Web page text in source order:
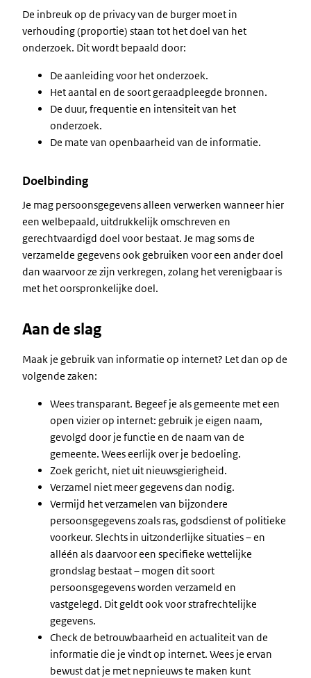
De inbreuk op de privacy van de burger moet in
verhouding (proportie) staan tot het doel van het
onderzoek. Dit wordt bepaald door:
De aanleiding voor het onderzoek.
Het aantal en de soort geraadpleegde bronnen.
De duur, frequentie en intensiteit van het
onderzoek.
De mate van openbaarheid van de informatie.
Doelbinding
Je mag persoonsgegevens alleen verwerken wanneer hier
een welbepaald, uitdrukkelijk omschreven en
gerechtvaardigd doel voor bestaat. Je mag soms de
verzamelde gegevens ook gebruiken voor een ander doel
dan waarvoor ze zijn verkregen, zolang het verenigbaar is
met het oorspronkelijke doel.
Aan de slag
Maak je gebruik van informatie op internet? Let dan op de
volgende zaken:
Wees transparant. Begeef je als gemeente met een
open vizier op internet: gebruik je eigen naam,
gevolgd door je functie en de naam van de
gemeente. Wees eerlijk over je bedoeling.
Zoek gericht, niet uit nieuwsgierigheid.
Verzamel niet meer gegevens dan nodig.
Vermijd het verzamelen van bijzondere
persoonsgegevens zoals ras, godsdienst of politieke
voorkeur. Slechts in uitzonderlijke situaties – en
alléén als daarvoor een specifieke wettelijke
grondslag bestaat – mogen dit soort
persoonsgegevens worden verzameld en
vastgelegd. Dit geldt ook voor strafrechtelijke
gegevens.
Check de betrouwbaarheid en actualiteit van de
informatie die je vindt op internet. Wees je ervan
bewust dat je met nepnieuws te maken kunt